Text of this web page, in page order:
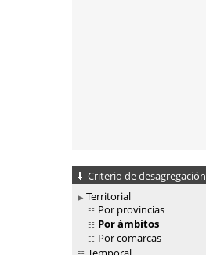
Criterio de desagregación
Territorial
Por provincias
Por ámbitos
Por comarcas